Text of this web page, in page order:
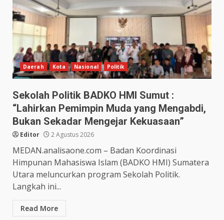
Daerah Kota Nasional Politik
Sekolah Politik BADKO HMI Sumut :
“Lahirkan Pemimpin Muda yang Mengabdi,
Bukan Sekadar Mengejar Kekuasaan”
Editor 2 Agustus 2026
MEDAN.analisaone.com – Badan Koordinasi
Himpunan Mahasiswa Islam (BADKO HMI) Sumatera
Utara meluncurkan program Sekolah Politik.
Langkah ini...
Read More